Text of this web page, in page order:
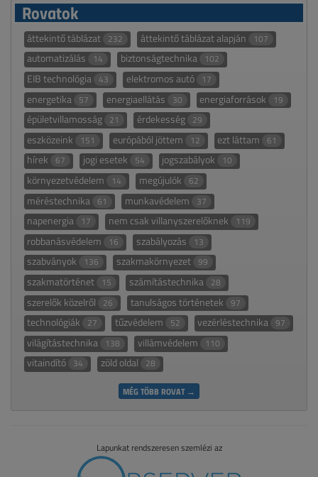
Rovatok
áttekintő táblázat 232 áttekintő táblázat alapján 107
automatizálás 14 biztonságtechnika 102
EIB technológia 43 elektromos autó 17
energetika 57 energiaellátás 30 energiaforrások 19
épületvillamosság 21 érdekesség 29
eszközeink 151 európából jöttem 12 ezt láttam 61
hírek 67 jogi esetek 54 jogszabályok 10
környezetvédelem 14 megújulók 62
méréstechnika 61 munkavédelem 37
napenergia 17 nem csak villanyszerelőknek 119
robbanásvédelem 16 szabályozás 13
szabványok 136 szakmakörnyezet 99
szakmatörténet 15 számítástechnika 28
szerelők közelről 26 tanulságos történetek 97
technológiák 27 tűzvédelem 52 vezérléstechnika 97
világítástechnika 138 villámvédelem 110
vitaindító 34 zöld oldal 28
MÉG TÖBB ROVAT →
Lapunkat rendszeresen szemlézi az